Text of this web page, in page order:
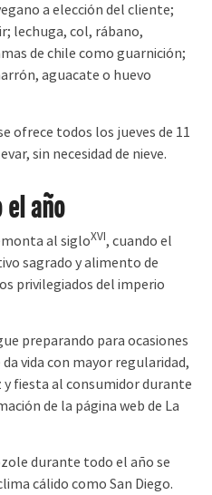
a elección del cliente;
lechuga, col, rábano,
de chile como guarnición;
aguacate o huevo
ofrece todos los jueves de 11
sin necesidad de nieve.
el año
al sigloXVI, cuando el
sagrado y alimento de
privilegiados del imperio
preparando para ocasiones
vida con mayor regularidad,
y fiesta al consumidor durante
de la página web de La
durante todo el año se
cálido como San Diego.